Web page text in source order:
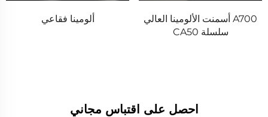
A700 أسمنت الألومينا العالي
سلسلة CA50
ألومينا فقاعي
احصل على اقتباس مجاني